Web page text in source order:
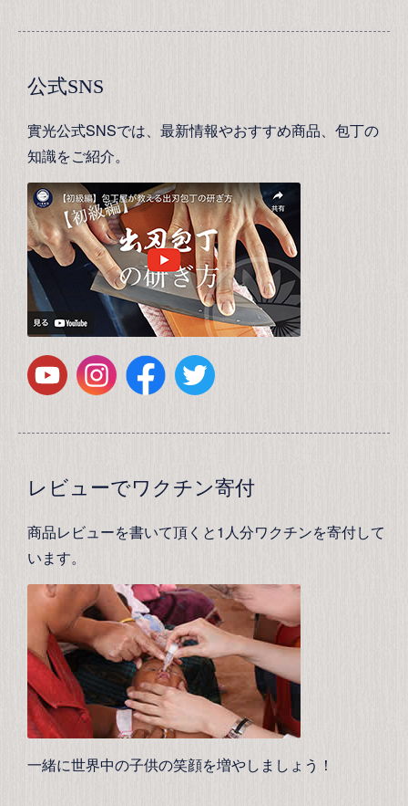
公式SNS
實光公式SNSでは、最新情報やおすすめ商品、包丁の
知識をご紹介。
レビューでワクチン寄付
商品レビューを書いて頂くと1人分ワクチンを寄付して
います。
一緒に世界中の子供の笑顔を増やしましょう！